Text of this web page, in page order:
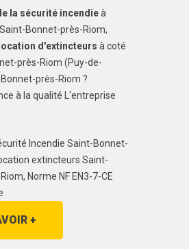
la sécurité incendieà
Bonnet-près-Riom,
d'extincteurs à coté
près-Riom (Puy-de-
près-Riom ?
à la qualité L'entreprise
Incendie Saint-Bonnet-
extincteurs Saint-
Norme NF EN3-7-CE
+